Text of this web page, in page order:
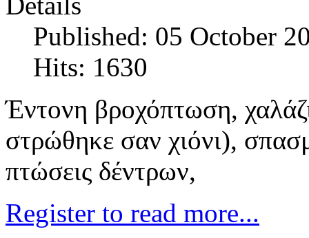
Published: 05 October
Hits: 1630
Έντονη βροχόπτωση,
στρώθηκε σαν χιόνι),
πτώσεις δέντρων,
Register to read more...